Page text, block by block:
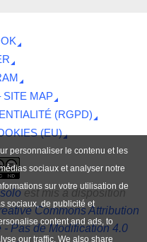
SITE MAP
(RGPD)
(EU)
est mis à disposition
Commons Attribution
Pas de Modification 4.0
personnaliser le contenu et les
sociaux et analyser notre
sur votre utilisation de
sociaux, de publicité et
content and ads, to
our traffic. We also share